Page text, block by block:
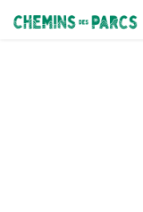
Chemins des Parcs